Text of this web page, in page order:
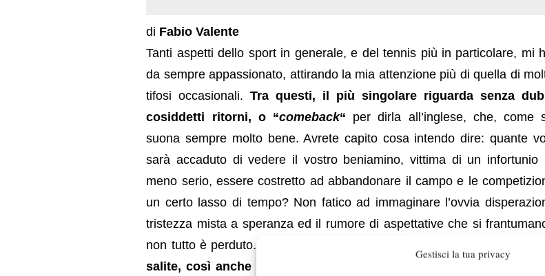
Gestisci la tua privacy
di Fabio Valente
Tanti aspetti dello sport in generale, e del tennis più in particolare, mi
da sempre appassionato, attirando la mia attenzione più di quella di
tifosi occasionali.Tra questi, il più singolare riguarda senza
cosiddetti ritorni, o “comeback“ per dirla all’inglese, che, come
suona sempre molto bene. Avrete capito cosa intendo dire: quante
sarà accaduto di vedere il vostro beniamino, vittima di un infortunio
meno serio, essere costretto ad abbandonare il campo e le
un certo lasso di tempo? Non fatico ad immaginare l’ovvia
tristezza mista a speranza ed il rumore di aspettative che si
non tutto è perduto.
salite, così anche dal tunnel più buio si può uscire con il sorriso